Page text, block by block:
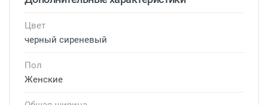
Цвет
черный сиреневый
Пол
Женские